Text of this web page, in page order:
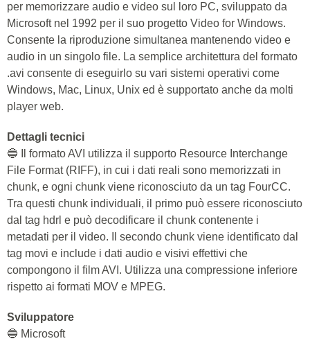
per memorizzare audio e video sul loro PC, sviluppato da
Microsoft nel 1992 per il suo progetto Video for Windows.
Consente la riproduzione simultanea mantenendo video e
audio in un singolo file. La semplice architettura del formato
.avi consente di eseguirlo su vari sistemi operativi come
Windows, Mac, Linux, Unix ed è supportato anche da molti
player web.
Dettagli tecnici
🔵 Il formato AVI utilizza il supporto Resource Interchange
File Format (RIFF), in cui i dati reali sono memorizzati in
chunk, e ogni chunk viene riconosciuto da un tag FourCC.
Tra questi chunk individuali, il primo può essere riconosciuto
dal tag hdrl e può decodificare il chunk contenente i
metadati per il video. Il secondo chunk viene identificato dal
tag movi e include i dati audio e visivi effettivi che
compongono il film AVI. Utilizza una compressione inferiore
rispetto ai formati MOV e MPEG.
Sviluppatore
🔵 Microsoft